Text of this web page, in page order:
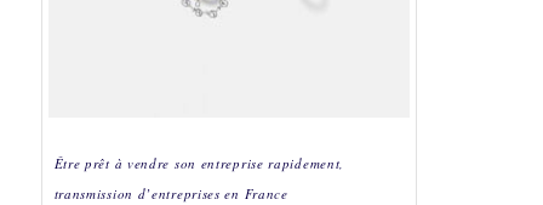
Être prêt à vendre son entreprise rapidement,
transmission d’entreprises en France